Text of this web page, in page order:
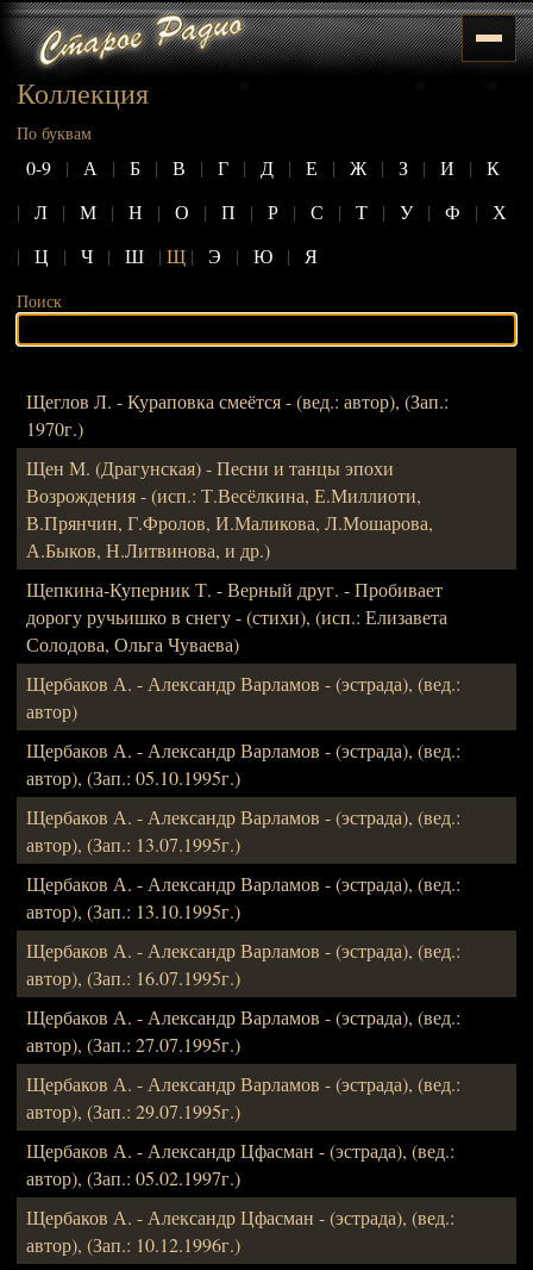
Коллекция
По буквам
0-9 | А | Б | В | Г | Д | Е | Ж | З | И |
К
|
Л | М | Н | О | П | Р | С | Т | У | Ф |
Х
|
Ц | Ч | Ш | Щ | Э | Ю | Я
Поиск
Щеглов Л. - Кураповка смеётся - (вед.: автор), (Зап.:
1970г.)
Щен М. (Драгунская) - Песни и танцы эпохи
Возрождения - (исп.: Т.Весёлкина, Е.Миллиоти,
В.Прянчин, Г.Фролов, И.Маликова, Л.Мошарова,
А.Быков, Н.Литвинова, и др.)
Щепкина-Куперник Т. - Верный друг. - Пробивает
дорогу ручьишко в снегу - (стихи), (исп.: Елизавета
Солодова, Ольга Чуваева)
Щербаков А. - Александр Варламов - (эстрада), (вед.:
автор)
Щербаков А. - Александр Варламов - (эстрада), (вед.:
автор), (Зап.: 05.10.1995г.)
Щербаков А. - Александр Варламов - (эстрада), (вед.:
автор), (Зап.: 13.07.1995г.)
Щербаков А. - Александр Варламов - (эстрада), (вед.:
автор), (Зап.: 13.10.1995г.)
Щербаков А. - Александр Варламов - (эстрада), (вед.:
автор), (Зап.: 16.07.1995г.)
Щербаков А. - Александр Варламов - (эстрада), (вед.:
автор), (Зап.: 27.07.1995г.)
Щербаков А. - Александр Варламов - (эстрада), (вед.:
автор), (Зап.: 29.07.1995г.)
Щербаков А. - Александр Цфасман - (эстрада), (вед.:
автор), (Зап.: 05.02.1997г.)
Щербаков А. - Александр Цфасман - (эстрада), (вед.:
автор), (Зап.: 10.12.1996г.)